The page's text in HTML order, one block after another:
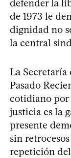
defender la
de 1973 le
dignidad no
la central
La Secretaría
Pasado
cotidiano por
justicia es la
presente
sin
repetición